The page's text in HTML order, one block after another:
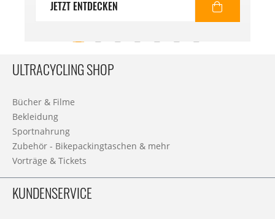
JETZT ENTDECKEN
ULTRACYCLING SHOP
Bücher & Filme
Bekleidung
Sportnahrung
Zubehör - Bikepackingtaschen & mehr
Vorträge & Tickets
KUNDENSERVICE